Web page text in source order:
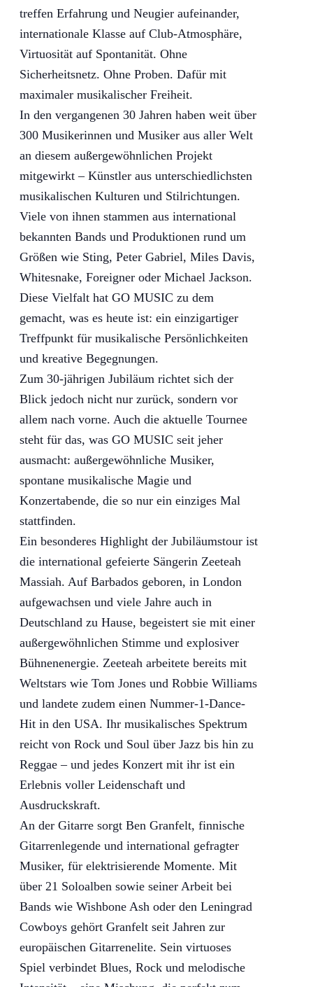
treffen Erfahrung und Neugier aufeinander,
internationale Klasse auf Club-Atmosphäre,
Virtuosität auf Spontanität. Ohne
Sicherheitsnetz. Ohne Proben. Dafür mit
maximaler musikalischer Freiheit.
In den vergangenen 30 Jahren haben weit über
300 Musikerinnen und Musiker aus aller Welt
an diesem außergewöhnlichen Projekt
mitgewirkt – Künstler aus unterschiedlichsten
musikalischen Kulturen und Stilrichtungen.
Viele von ihnen stammen aus international
bekannten Bands und Produktionen rund um
Größen wie Sting, Peter Gabriel, Miles Davis,
Whitesnake, Foreigner oder Michael Jackson.
Diese Vielfalt hat GO MUSIC zu dem
gemacht, was es heute ist: ein einzigartiger
Treffpunkt für musikalische Persönlichkeiten
und kreative Begegnungen.
Zum 30-jährigen Jubiläum richtet sich der
Blick jedoch nicht nur zurück, sondern vor
allem nach vorne. Auch die aktuelle Tournee
steht für das, was GO MUSIC seit jeher
ausmacht: außergewöhnliche Musiker,
spontane musikalische Magie und
Konzertabende, die so nur ein einziges Mal
stattfinden.
Ein besonderes Highlight der Jubiläumstour ist
die international gefeierte Sängerin Zeeteah
Massiah. Auf Barbados geboren, in London
aufgewachsen und viele Jahre auch in
Deutschland zu Hause, begeistert sie mit einer
außergewöhnlichen Stimme und explosiver
Bühnenenergie. Zeeteah arbeitete bereits mit
Weltstars wie Tom Jones und Robbie Williams
und landete zudem einen Nummer-1-Dance-
Hit in den USA. Ihr musikalisches Spektrum
reicht von Rock und Soul über Jazz bis hin zu
Reggae – und jedes Konzert mit ihr ist ein
Erlebnis voller Leidenschaft und
Ausdruckskraft.
An der Gitarre sorgt Ben Granfelt, finnische
Gitarrenlegende und international gefragter
Musiker, für elektrisierende Momente. Mit
über 21 Soloalben sowie seiner Arbeit bei
Bands wie Wishbone Ash oder den Leningrad
Cowboys gehört Granfelt seit Jahren zur
europäischen Gitarrenelite. Sein virtuoses
Spiel verbindet Blues, Rock und melodische